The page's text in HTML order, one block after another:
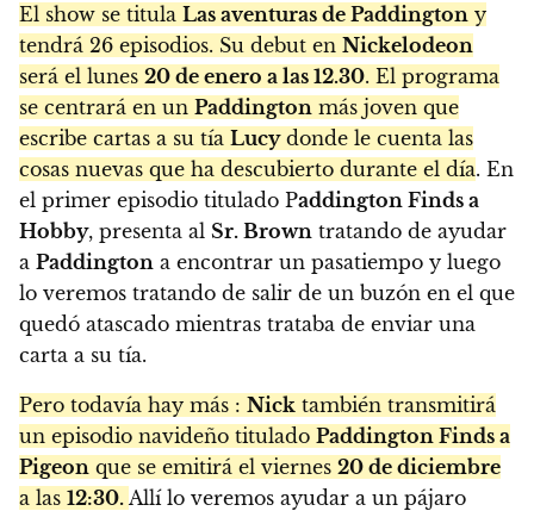
El show se titula Las aventuras de Paddington y
tendrá 26 episodios. Su debut en Nickelodeon
será el lunes 20 de enero a las 12.30. El programa
se centrará en un Paddington más joven que
escribe cartas a su tía Lucydonde le cuenta las
cosas nuevas que ha descubierto durante el día. En
el primer episodio titulado Paddington Finds a
Hobby, presenta al Sr. Brown tratando de ayudar
a Paddington a encontrar un pasatiempo y luego
lo veremos tratando de salir de un buzón en el que
quedó atascado mientras trataba de enviar una
carta a su tía.
Pero todavía hay más : Nick también transmitirá
un episodio navideño titulado Paddington Finds a
Pigeon que se emitirá el viernes 20 de diciembre
a las 12:30. Allí lo veremos ayudar a un pájaro